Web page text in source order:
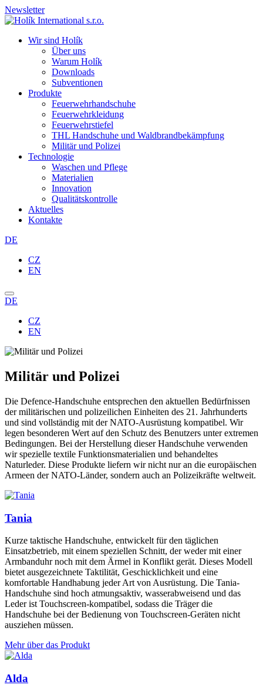
Newsletter
Wir sind Holík
Über uns
Warum Holík
Downloads
Subventionen
Produkte
Feuerwehrhandschuhe
Feuerwehrkleidung
Feuerwehrstiefel
THL Handschuhe und Waldbrandbekämpfung
Militär und Polizei
Technologie
Waschen und Pflege
Materialien
Innovation
Qualitätskontrolle
Aktuelles
Kontakte
DE
CZ
EN
DE
CZ
EN
Militär und Polizei
Die Defence-Handschuhe entsprechen den aktuellen Bedürfnissen
der militärischen und polizeilichen Einheiten des 21. Jahrhunderts
und sind vollständig mit der NATO-Ausrüstung kompatibel. Wir
legen besonderen Wert auf den Schutz des Benutzers unter extremen
Bedingungen. Bei der Herstellung dieser Handschuhe verwenden
wir spezielle textile Funktionsmaterialien und behandeltes
Naturleder. Diese Produkte liefern wir nicht nur an die europäischen
Armeen der NATO-Länder, sondern auch an Polizeikräfte weltweit.
Tania
Kurze taktische Handschuhe, entwickelt für den täglichen
Einsatzbetrieb, mit einem speziellen Schnitt, der weder mit einer
Armbanduhr noch mit dem Ärmel in Konflikt gerät. Dieses Modell
bietet ausgezeichnete Taktilität, Geschicklichkeit und eine
komfortable Handhabung jeder Art von Ausrüstung. Die Tania-
Handschuhe sind hoch atmungsaktiv, wasserabweisend und das
Leder ist Touchscreen-kompatibel, sodass die Träger die
Handschuhe bei der Bedienung von Touchscreen-Geräten nicht
ausziehen müssen.
Mehr über das Produkt
Alda